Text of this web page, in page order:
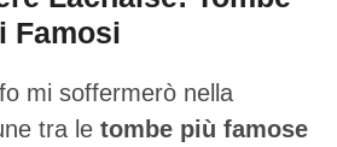
Famosi
mi soffermerò nella
tra le tombe più famose